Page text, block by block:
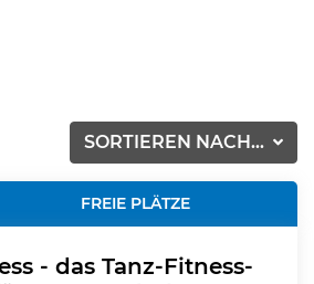
SORTIEREN NACH...
FREIE PLÄTZE
- das Tanz-Fitness-